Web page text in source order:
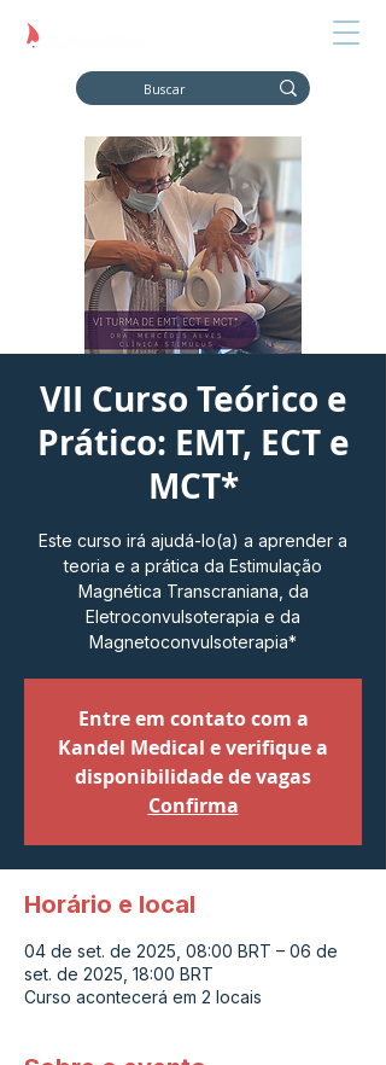
VII Curso Teórico e
Prático: EMT, ECT e
MCT*
Este curso irá ajudá-lo(a) a aprender a
teoria e a prática da Estimulação
Magnética Transcraniana, da
Eletroconvulsoterapia e da
Magnetoconvulsoterapia*
Entre em contato com a
Kandel Medical e verifique a
disponibilidade de vagas
Confirma
Horário e local
04 de set. de 2025, 08:00 BRT – 06 de
set. de 2025, 18:00 BRT
Curso acontecerá em 2 locais